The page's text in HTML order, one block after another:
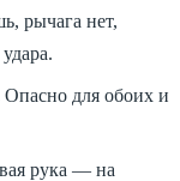
рычага нет,
Опасно для обоих и
рука — на